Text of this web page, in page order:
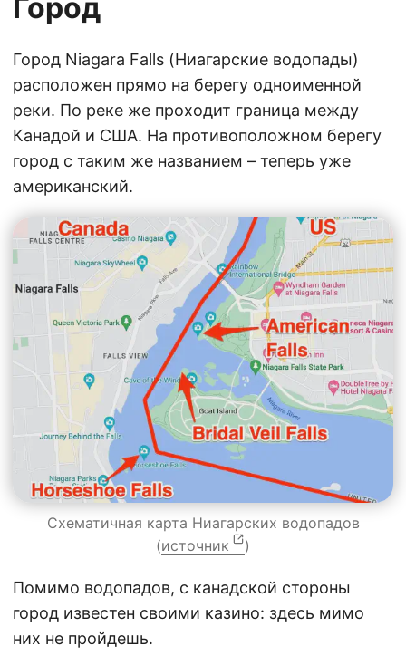
Город
Город Niagara Falls (Ниагарские водопады)
расположен прямо на берегу одноименной
реки. По реке же проходит граница между
Канадой и США. На противоположном берегу
город с таким же названием – теперь уже
американский.
Схематичная карта Ниагарских водопадов
(источник )
Помимо водопадов, с канадской стороны
город известен своими казино: здесь мимо
них не пройдешь.